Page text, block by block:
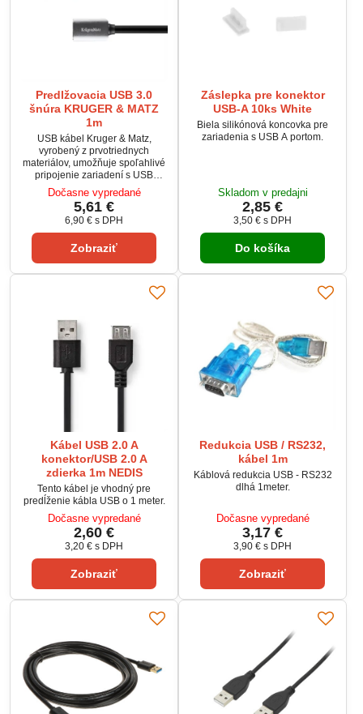
Predlžovacia USB 3.0
šnúra KRUGER & MATZ
1m
USB kábel Kruger & Matz,
vyrobený z prvotriednych
materiálov, umožňuje spoľahlivé
pripojenie zariadení s USB
konektorom k počítaču alebo
notebooku. Káble Kruger & Matz
sú známe svojou vysokou
kvalitou a sú navrhnuté tak, aby
spĺňali medzinárodné normy.
Dočasne vypredané
5,61 €
6,90 € s DPH
Zobraziť
Záslepka pre konektor
USB-A 10ks White
Biela silikónová koncovka pre
zariadenia s USB A portom.
Skladom v predajni
2,85 €
3,50 € s DPH
Do košíka
Kábel USB 2.0 A
konektor/USB 2.0 A
zdierka 1m NEDIS
Tento kábel je vhodný pre
predĺženie kábla USB o 1 meter.
Dočasne vypredané
2,60 €
3,20 € s DPH
Zobraziť
Redukcia USB / RS232,
kábel 1m
Káblová redukcia USB - RS232
dlhá 1meter.
Dočasne vypredané
3,17 €
3,90 € s DPH
Zobraziť